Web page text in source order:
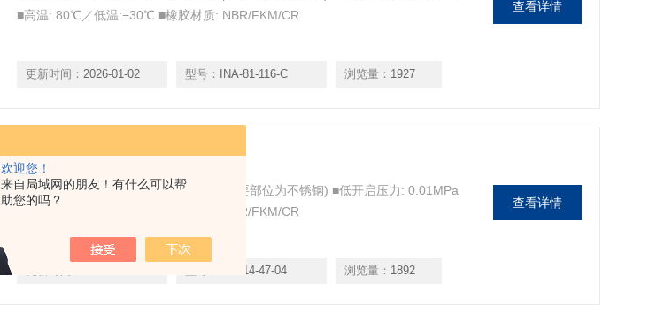
欢迎您！
来自局域网的朋友！有什么可以帮
助您的吗？
■高温: 80℃／低温:−30℃ ■橡胶材质: NBR/FKM/CR
更新时间： 2026-01-02 型号： INA-81-116-C 浏览量： 1927
查看详情
INA-14-47-04单向阀销售
单向阀销售 ■主体材质: 黄铜／不锈钢(主要部位为不锈钢) ■低开启压力: 0.01MPa
■高温: 80℃／低温:−30℃ ■橡胶材质: NBR/FKM/CR
INA-14-47-04 浏览量： 1892
查看详情